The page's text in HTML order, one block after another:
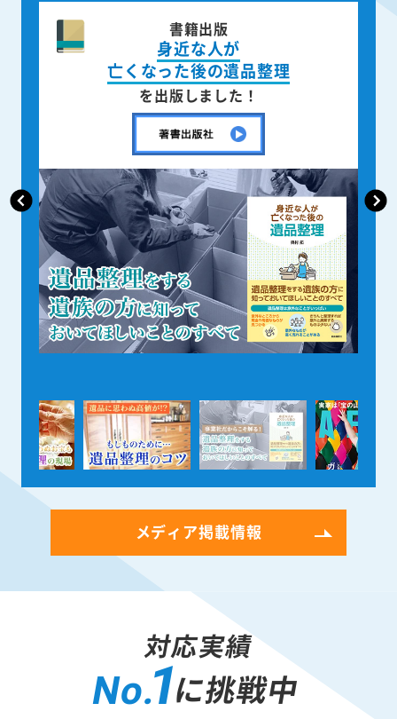
書籍出版
身近な人が
亡くなった後の遺品整理
を出版しました！
メディア掲載情報
対応実績
No.1に挑戦中